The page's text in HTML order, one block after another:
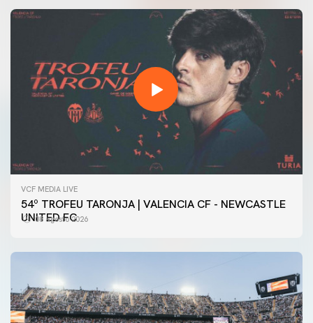
VCF MEDIA LIVE
54º TROFEU TARONJA | VALENCIA CF - NEWCASTLE
UNITED FC
08 agosto 2026